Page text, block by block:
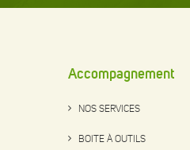
Accompagnement
NOS SERVICES
BOITE À OUTILS